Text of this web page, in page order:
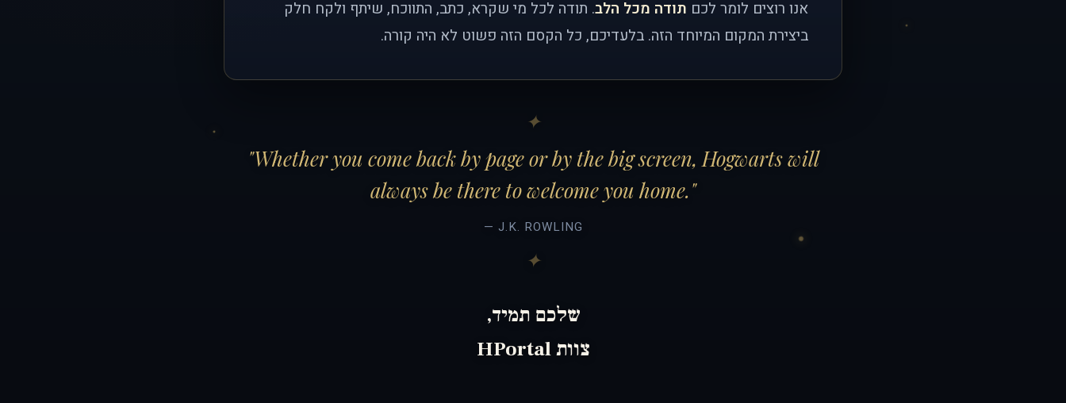
אנו רוצים לומר לכם תודה מכל הלב. תודה לכל מי שקרא, כתב, התווכח, שיתף ולקח חלק
ביצירת המקום המיוחד הזה. בלעדיכם, כל הקסם הזה פשוט לא היה קורה.
"Whether you come back by page or by the big screen, Hogwarts will
always be there to welcome you home."
— J.K. ROWLING
שלכם תמיד,
צוות HPortal